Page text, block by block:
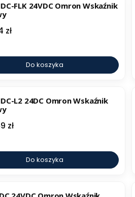
FLK 24VDC Omron Wskaźnik
zł
Do koszyka
L2 24DC Omron Wskaźnik
zł
Do koszyka